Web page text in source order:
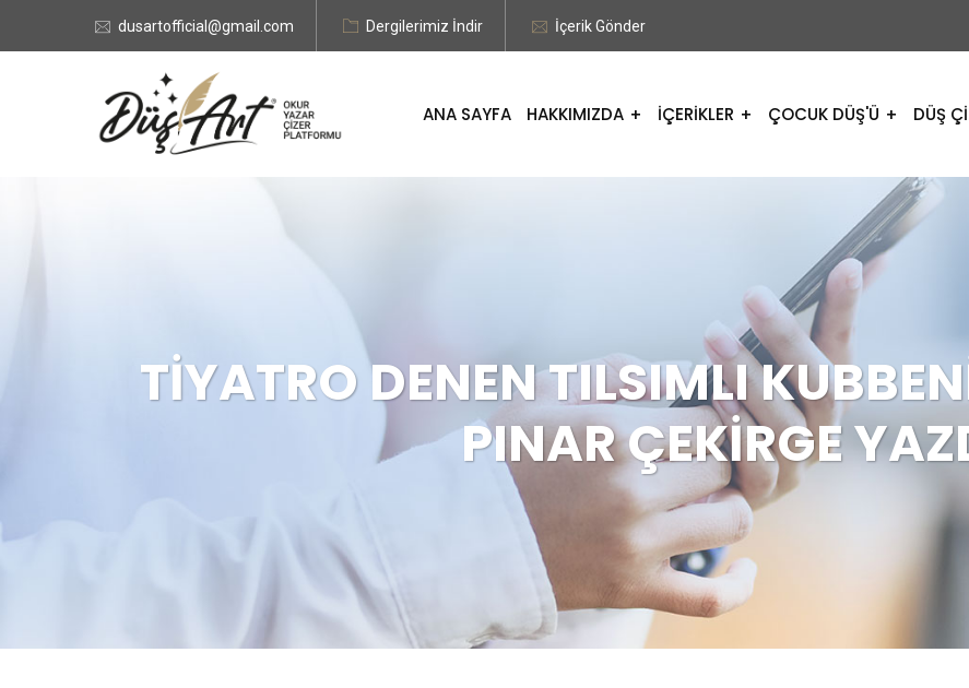
dusartofficial@gmail.com Dergilerimiz İndir İçerik Gönder
ANA SAYFA HAKKIMIZDA İÇERİKLER ÇOCUK DÜŞ'Ü DÜŞ
TİYATRO DENEN TILSIMLI
PINAR ÇEKİRGE